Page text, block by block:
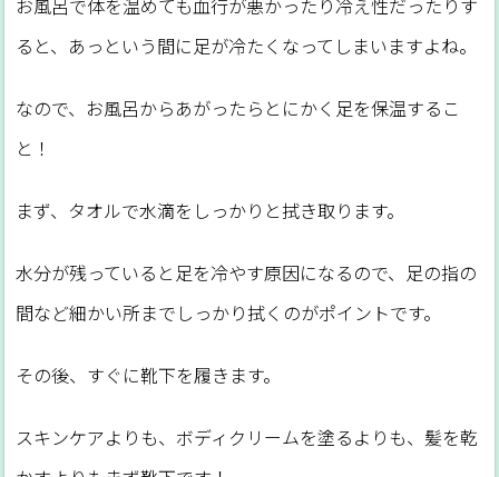
お風呂で体を温めても血行が悪かったり冷え性だったりす
ると、あっという間に足が冷たくなってしまいますよね。
なので、お風呂からあがったらとにかく足を保温するこ
と！
まず、タオルで水滴をしっかりと拭き取ります。
水分が残っていると足を冷やす原因になるので、足の指の
間など細かい所までしっかり拭くのがポイントです。
その後、すぐに靴下を履きます。
スキンケアよりも、ボディクリームを塗るよりも、髪を乾